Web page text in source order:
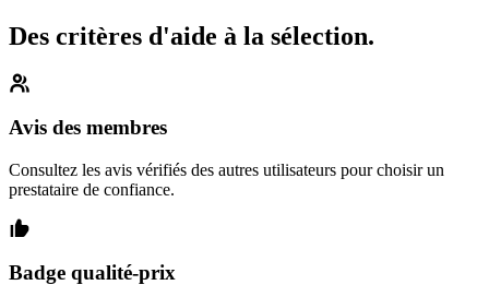
Des critères d'aide à la sélection.
Avis des membres
Consultez les avis vérifiés des autres utilisateurs pour choisir un
prestataire de confiance.
Badge qualité-prix